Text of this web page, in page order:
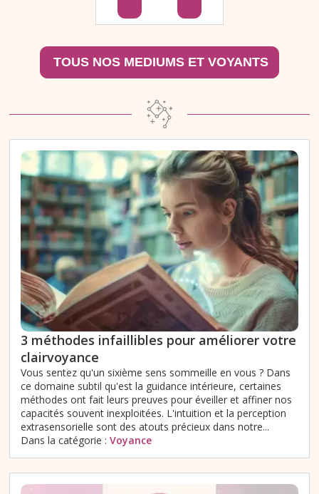
3 méthodes infaillibles pour améliorer votre
clairvoyance
Vous sentez qu'un sixième sens sommeille en vous ? Dans
ce domaine subtil qu'est la guidance intérieure, certaines
méthodes ont fait leurs preuves pour éveiller et affiner nos
capacités souvent inexploitées. L'intuition et la perception
extrasensorielle sont des atouts précieux dans notre...
Dans la catégorie : Voyance